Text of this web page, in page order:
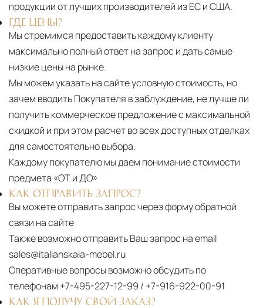
продукции от лучших производителей из ЕС и США.
ГДЕ ЦЕНЫ?
Мы стремимся предоставить каждому клиенту
максимально полный ответ на запрос и дать самые
низкие цены на рынке.
Мы можем указать на сайте условную стоимость, но
зачем вводить Покупателя в заблуждение, не лучше ли
получить коммерческое предложение с максимальной
скидкой и при этом расчет во всех доступных отделках
для самостоятельно выбора.
Каждому покупателю мы даем понимание стоимости
предмета «ОТ и ДО»
КАК ОТПРАВИТЬ ЗАПРОС?
Вы можете отправить запрос через форму обратной
связи на сайте
Также возможно отправить Ваш запрос на email
sales@italianskaia-mebel.ru
Оперативные вопросы возможно обсудить по
телефонам +7-495-227-12-99 / +7-916-922-00-91
КАК Я ПОЛУЧУ СВОЙ ЗАКАЗ?